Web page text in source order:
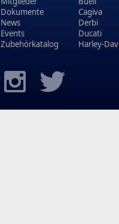
Dokumente
News
Events
Zubehörkatalog
Cagiva
Derbi
Ducati
Harley-